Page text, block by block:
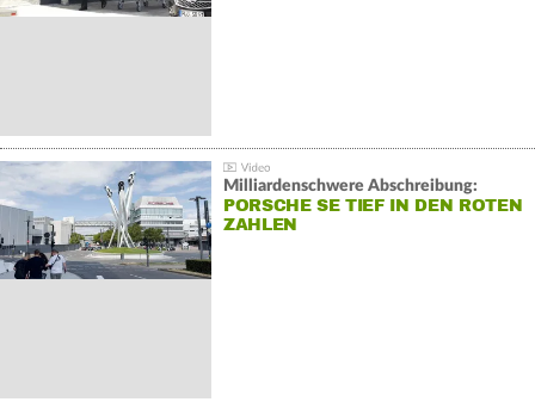
Milliardenschwere Abschreibung:
PORSCHE SE TIEF IN DEN ROTEN
ZAHLEN